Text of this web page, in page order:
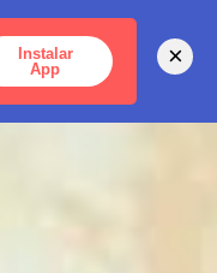
CARTAGENA
Instalar
App
×